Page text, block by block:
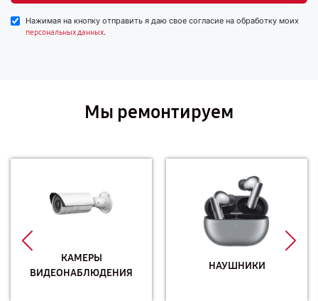
Нажимая на кнопку отправить я даю свое согласие на обработку моих
персональных данных.
Мы ремонтируем
КАМЕРЫ
ВИДЕОНАБЛЮДЕНИЯ
НАУШНИКИ